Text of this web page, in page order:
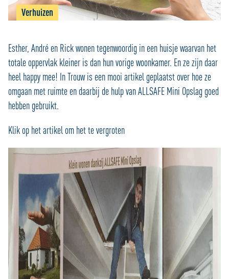
Verhuizen
Esther, André en Rick wonen tegenwoordig in een huisje waarvan het
totale oppervlak kleiner is dan hun vorige woonkamer. En ze zijn daar
heel happy mee! In Trouw is een mooi artikel geplaatst over hoe ze
omgaan met ruimte en daarbij de hulp van ALLSAFE Mini Opslag goed
hebben gebruikt.
Klik op het artikel om het te vergroten